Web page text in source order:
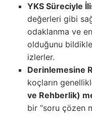
YKS Süreciyle
değerleri gibi
odaklanma ve
olduğunu
izlerler.
Derinlemesine
koçların
ve Rehberlik)
bir “soru çözen